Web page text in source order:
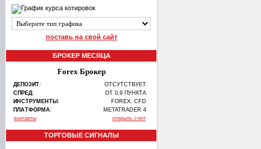
поставь на свой сайт
БРОКЕР МЕСЯЦА
Forex Брокер
ДЕПОЗИТ:
ОТСУТСТВУЕТ
СПРЕД:
ОТ 0,9 ПУНКТА
ИНСТРУМЕНТЫ :
FOREX, CFD
ПЛАТФОРМА:
METATRADER 4
контакты
открыть счет
ТОРГОВЫЕ СИГНАЛЫ